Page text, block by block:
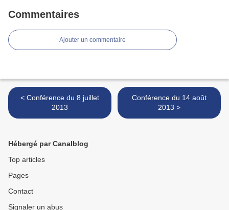
Commentaires
Ajouter un commentaire
< Conférence du 8 juillet
2013
Conférence du 14 août
2013 >
Hébergé par Canalblog
Top articles
Pages
Contact
Signaler un abus